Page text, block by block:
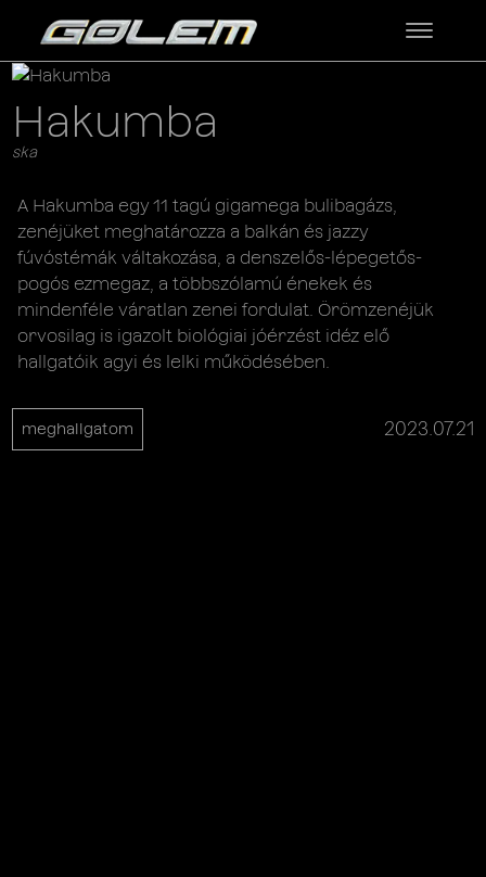
Hakumba
ska
A Hakumba egy 11 tagú gigamega bulibagázs,
zenéjüket meghatározza a balkán és jazzy
fúvóstémák váltakozása, a denszelős-lépegetős-
pogós ezmegaz, a többszólamú énekek és
mindenféle váratlan zenei fordulat. Örömzenéjük
orvosilag is igazolt biológiai jóérzést idéz elő
hallgatóik agyi és lelki működésében.
meghallgatom 2023.07.21